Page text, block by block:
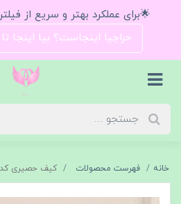
🌟برای عملکرد بهتر و سریع از
حراجیا اینجاست؟ بیا اینجا
خانه فهرست محصولات کیف حصیری کد۵۶۸۹